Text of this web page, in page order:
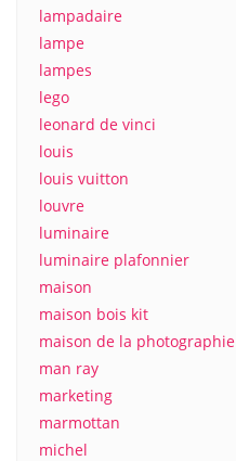
lampadaire
lampe
lampes
lego
leonard de vinci
louis
louis vuitton
louvre
luminaire
luminaire plafonnier
maison
maison bois kit
maison de la photographie
man ray
marketing
marmottan
michel